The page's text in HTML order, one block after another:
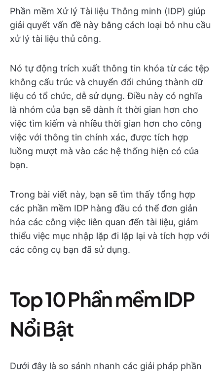
Phần mềm Xử lý Tài liệu Thông minh (IDP) giúp
giải quyết vấn đề này bằng cách loại bỏ nhu cầu
xử lý tài liệu thủ công.
Nó tự động trích xuất thông tin khóa từ các tệp
không cấu trúc và chuyển đổi chúng thành dữ
liệu có tổ chức, dễ sử dụng. Điều này có nghĩa
là nhóm của bạn sẽ dành ít thời gian hơn cho
việc tìm kiếm và nhiều thời gian hơn cho công
việc với thông tin chính xác, được tích hợp
luồng mượt mà vào các hệ thống hiện có của
bạn.
Trong bài viết này, bạn sẽ tìm thấy tổng hợp
các phần mềm IDP hàng đầu có thể đơn giản
hóa các công việc liên quan đến tài liệu, giảm
thiểu việc mục nhập lặp đi lặp lại và tích hợp với
các công cụ bạn đã sử dụng.
Top 10 Phần mềm IDP
Nổi Bật
Dưới đây là so sánh nhanh các giải pháp phần